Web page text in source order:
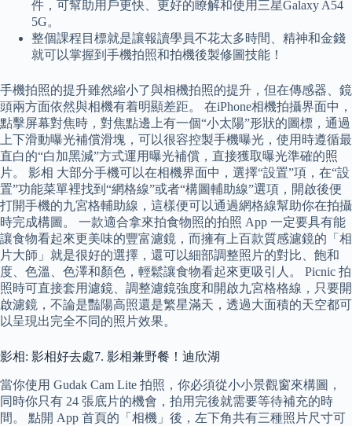
件，可幫助用戶更快、更好的瞭解和使用三星Galaxy A54
5G。
整個課程目標就是讓報讀學員不花太多時間、精神和金錢
就可以掌握到手機拍照和拍機後製修圖技能！
手機拍照的提升雖然縮小了與相機拍照的提升，但在傳感器、鏡
頭兩方面依然與相機有着明顯差距。 在iPhone相機拍攝界面中，
點擊屏幕對焦時，對焦點邊上有一個“小太陽”形狀的圖標，通過
上下滑動曝光補償滑塊，可以很容控製手機曝光，使用時遵循最
直白的“白加黑減”方式運用曝光補償，直接獲取曝光準確的照
片。 影相 大部分手機可以在相機界面中，選擇“設置”項，在“設
置”功能菜單裡找到“網格線”或者“構圖輔助線”選項，開啟後便
打開手機的九宮格輔助線，這樣便可以通過網格線幫助你在拍攝
時完成構圖。 一款適合拿來拍食物照的拍照 App 一定要具有能
讓食物看起來更美味的豐富濾鏡，而擁有上百款質感濾鏡的「相
片大師」就是很好的選擇，還可以細部調整照片的對比、飽和
度、色溫、色澤和顏色，輕鬆讓食物看起來更吸引人。 Picnic 拍
照時可直接套用濾鏡、調整濾鏡強度和開啟九宮格格線，只要開
啟濾鏡，不論是豔陽高照還是繁星滿天，透過大面積的天空都可
以呈現出完全不同的照片效果。
影相: 影相好去處7. 影相兼野餐！迪欣湖
當你使用 Gudak Cam Lite 拍照，你必須從小小景觀窗來構圖，
同時你只有 24 張底片的機會，拍用完後就需要等待補充的時
間。 點開 App 首頁的「相機」後，左下角共有三種照片尺寸可